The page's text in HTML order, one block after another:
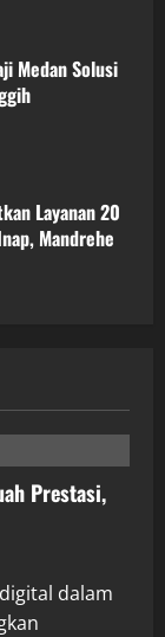
Medan Solusi
Layanan 20
Mandrehe
Prestasi,
dalam